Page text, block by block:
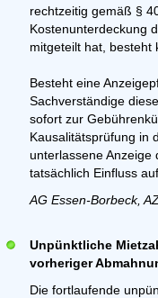
rechtzeitig gemäß §
Kostenunterdeckung
mitgeteilt hat, besteht
Besteht eine
Sachverständige
sofort zur
Kausalitätsprüfung in
unterlassene Anzeige
tatsächlich Einfluss
AG Essen-Borbeck,
Unpünktliche
vorheriger
Die fortlaufende